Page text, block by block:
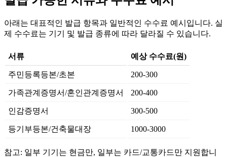
아래는 대표적인 발급 항목과 일반적인 수수료 예시입니다. 실
제 수수료는 기기 및 발급 종류에 따라 달라질 수 있습니다.
서류 예상 수수료(원)
주민등록등본/초본 200-300
가족관계증명서/혼인관계증명서 200-400
인감증명서 300-500
등기부등본/건축물대장 1000-3000
참고: 일부 기기는 현금만, 일부는 카드/교통카드만 지원합니